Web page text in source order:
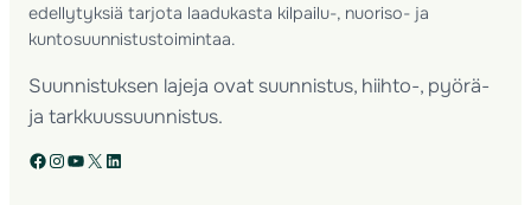
edellytyksiä tarjota laadukasta kilpailu-, nuoriso- ja
kuntosuunnistustoimintaa.
Suunnistuksen lajeja ovat suunnistus, hiihto-, pyörä-
ja tarkkuussuunnistus.
Facebook Instagram YouTube X LinkedIn